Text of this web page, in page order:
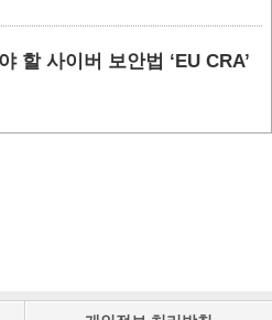
할 사이버 보안법 ‘EU CRA’